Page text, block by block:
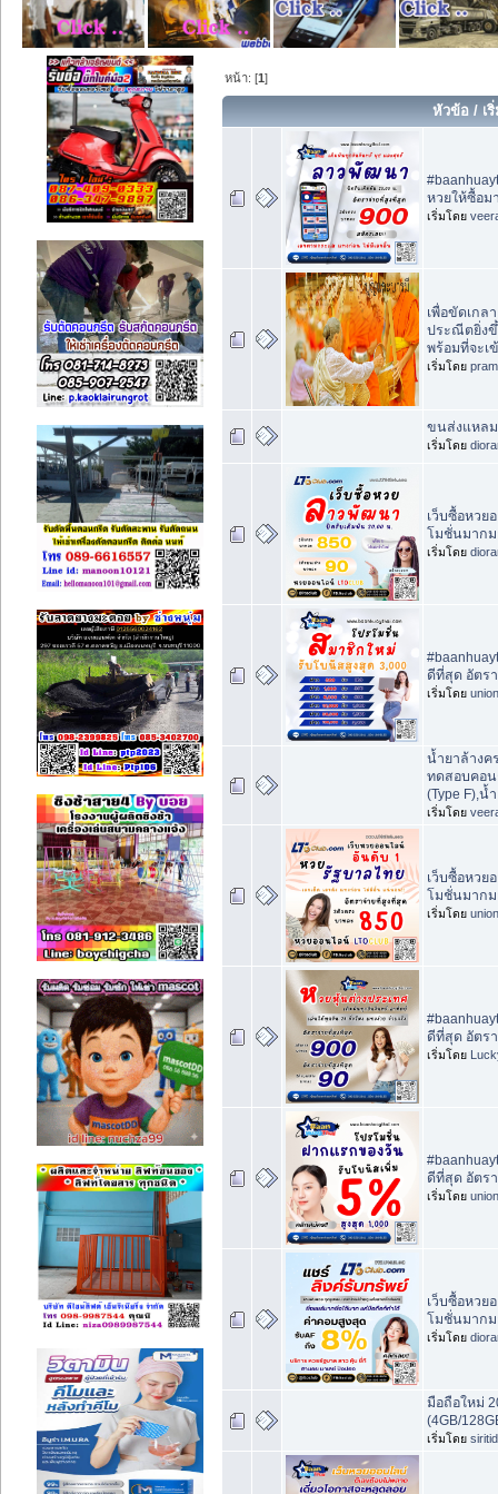
หน้า: [1]
หัวข้อ / เ
หวยให้ซื้อ
เริ่มโดย
เพื่อขัดเกล
ประณีตยิ่ง
พร้อมที่จะเ
เริ่มโดย
ขนส่งแหลม
เริ่มโดย
เว็บซื้อหวย
โมชั่นมาก
เริ่มโดย
ดีที่สุด อัตร
เริ่มโดย
น้ำยาล้าง
ทดสอบคอน
(Type F),น้
เริ่มโดย
เว็บซื้อหวย
โมชั่นมาก
เริ่มโดย
ดีที่สุด อัตร
เริ่มโดย
ดีที่สุด อัตร
เริ่มโดย
เว็บซื้อหวย
โมชั่นมาก
เริ่มโดย
มือถือใหม่
(4GB/
เริ่มโดย